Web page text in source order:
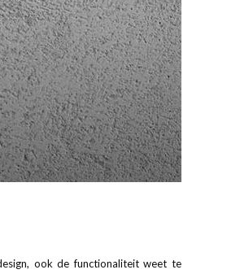
ook de functionaliteit weet te